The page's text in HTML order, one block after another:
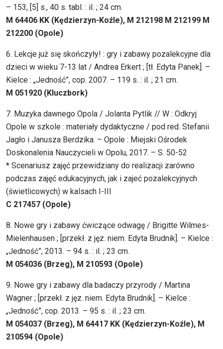
– 153, [5] s., 40 s. tabl. : il. ; 24 cm.
M 64406 KK (Kędzierzyn-Koźle), M 212198 M 212199 M
212200 (Opole)
6. Lekcje już się skończyły! : gry i zabawy pozalekcyjne dla
dzieci w wieku 7-13 lat / Andrea Erkert ; [tł. Edyta Panek]. –
Kielce : „Jedność”, cop. 2007. – 119 s. : il. ; 21 cm.
M 051920 (Kluczbork)
7. Muzyka dawnego Opola / Jolanta Pytlik // W : Odkryj
Opole w szkole : materiały dydaktyczne / pod red. Stefanii
Jagło i Janusza Berdzika. – Opole : Miejski Ośrodek
Doskonalenia Nauczycieli w Opolu, 2017. – S. 50-52
* Scenariusz zajęć przewidziany do realizacji zarówno
podczas zajęć edukacyjnych, jak i zajeć pozalekcyjnych
(świetlicowych) w kalsach I-III
C 217457 (Opole)
8. Nowe gry i zabawy ćwiczące odwagę / Brigitte Wilmes-
Mielenhausen ; [przekł. z jęz. niem. Edyta Brudnik]. – Kielce :
„Jedność”, 2013. – 94 s. : il. ; 23 cm.
M 054036 (Brzeg), M 210593 (Opole)
9. Nowe gry i zabawy dla badaczy przyrody / Martina
Wagner ; [przekł. z jęz. niem. Edyta Brudnik]. – Kielce :
„Jedność”, cop. 2013. – 95 s. : il. ; 23 cm.
M 054037 (Brzeg), M 64417 KK (Kędzierzyn-Koźle), M
210594 (Opole)